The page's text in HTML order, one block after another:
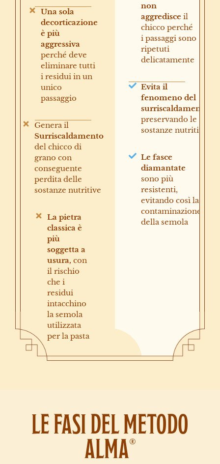
Una sola
decorticazione
è più
aggressiva
perché deve
eliminare tutti
i residui in un
unico
passaggio
Genera il
Surriscaldamento
del chicco di
grano con
conseguente
perdita delle
sostanze nutritive
La pietra
classica è
più
soggetta a
usura, con
il rischio
che i
residui
intacchino
la semola
utilizzata
per la pasta
non
aggredisce il
chicco perché
i passaggi sono
ripetuti
delicatamente
Evita il
fenomeno del
surriscaldamento
preservando le
sostanze nutritive
Le fasce
diamantate
sono più
resistenti,
evitando così la
contaminazione
della semola
LE FASI DEL METODO
ALMA®